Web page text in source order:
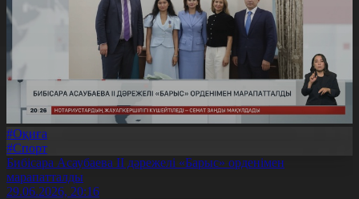
#Оқиға
#Спорт
Бибісара Асаубаева II дәрежелі «Барыс» орденімен
марапатталды
29.06.2026, 20:16